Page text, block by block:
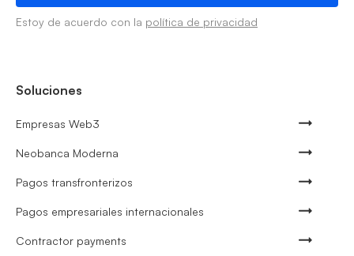
Estoy de acuerdo con la política de privacidad
Soluciones
Empresas Web3
Neobanca Moderna
Pagos transfronterizos
Pagos empresariales internacionales
Contractor payments